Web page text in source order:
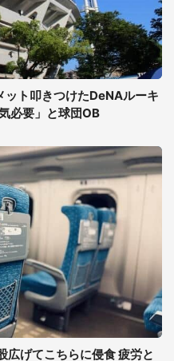
ト叩きつけたDeNAルーキ
必要」と球団OB
広げてこちらに侵食 疲労と